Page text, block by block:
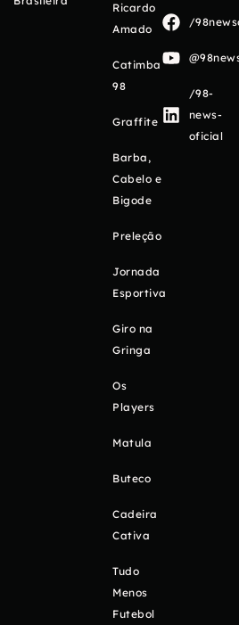
Ricardo
Amado
Catimba
98
Graffite
Barba,
Cabelo e
Bigode
Preleção
Jornada
Esportiva
Giro na
Gringa
Os
Players
Matula
Buteco
Cadeira
Cativa
Tudo
Menos
Futebol
/
/98-
news-
oficial